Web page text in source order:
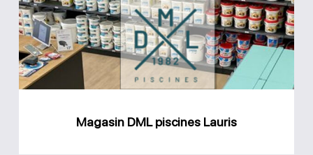
Lauris
Magasin DML piscines Lauris